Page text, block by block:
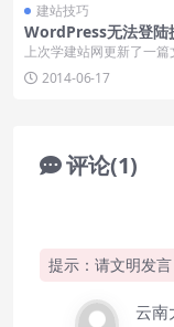
建站技巧
WordPress无法登陆
kies被阻止（2）
上次学建站网更新了一篇
【wordpress无法登陆提
被阻止...
2014-06-17
评论(1)
提示：请文明发言
云南